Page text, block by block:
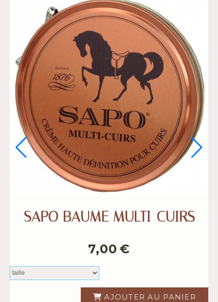
PORTE-MONNAIE GRAIN
CAFÉ DOUBLE
10,00
AJOUTER AU PANIER
Top Vente